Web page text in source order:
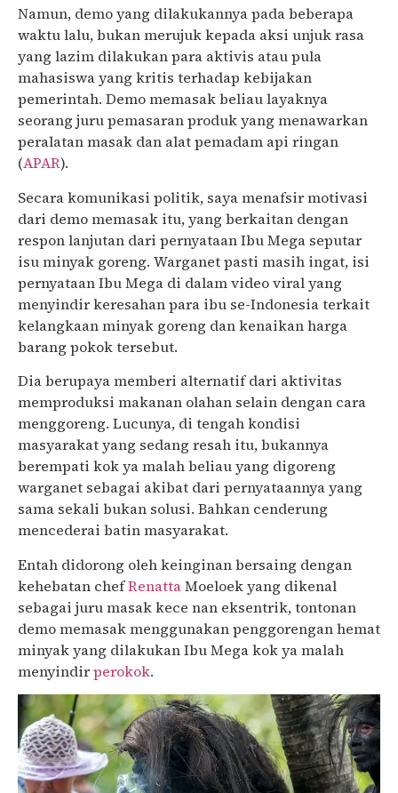
Namun, demo yang dilakukannya pada beberapa
waktu lalu, bukan merujuk kepada aksi unjuk rasa
yang lazim dilakukan para aktivis atau pula
mahasiswa yang kritis terhadap kebijakan
pemerintah. Demo memasak beliau layaknya
seorang juru pemasaran produk yang menawarkan
peralatan masak dan alat pemadam api ringan
(APAR).
Secara komunikasi politik, saya menafsir motivasi
dari demo memasak itu, yang berkaitan dengan
respon lanjutan dari pernyataan Ibu Mega seputar
isu minyak goreng. Warganet pasti masih ingat, isi
pernyataan Ibu Mega di dalam video viral yang
menyindir keresahan para ibu se-Indonesia terkait
kelangkaan minyak goreng dan kenaikan harga
barang pokok tersebut.
Dia berupaya memberi alternatif dari aktivitas
memproduksi makanan olahan selain dengan cara
menggoreng. Lucunya, di tengah kondisi
masyarakat yang sedang resah itu, bukannya
berempati kok ya malah beliau yang digoreng
warganet sebagai akibat dari pernyataannya yang
sama sekali bukan solusi. Bahkan cenderung
mencederai batin masyarakat.
Entah didorong oleh keinginan bersaing dengan
kehebatan chefRenattaMoeloek yang dikenal
sebagai juru masak kece nan eksentrik, tontonan
demo memasak menggunakan penggorengan hemat
minyak yang dilakukan Ibu Mega kok ya malah
menyindirperokok.